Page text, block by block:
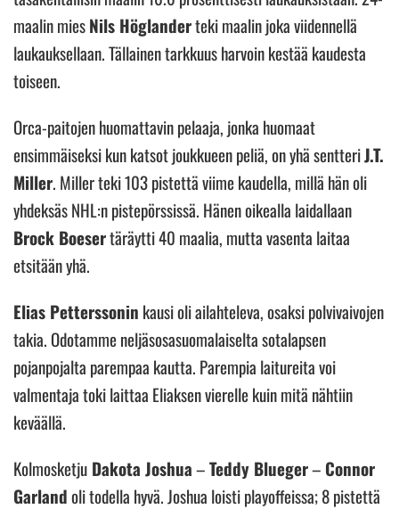
maalin miesNils Höglanderteki maalin joka viidennellä
laukauksellaan. Tällainen tarkkuus harvoin kestää kaudesta
toiseen.
Orca-paitojen huomattavin pelaaja, jonka huomaat
ensimmäiseksi kun katsot joukkueen peliä, on yhä sentteriJ.T.
Miller. Miller teki 103 pistettä viime kaudella, millä hän oli
yhdeksäs NHL:n pistepörssissä. Hänen oikealla laidallaan
Brock Boesertäräytti 40 maalia, mutta vasenta laitaa
etsitään yhä.
Elias Petterssonin kausi oli ailahteleva, osaksi polvivaivojen
takia. Odotamme neljäsosasuomalaiselta sotalapsen
pojanpojalta parempaa kautta. Parempia laitureita voi
valmentaja toki laittaa Eliaksen vierelle kuin mitä nähtiin
keväällä.
Kolmosketju Dakota Joshua–Teddy Blueger– Connor
Garlandoli todella hyvä. Joshua loisti playoffeissa; 8 pistettä